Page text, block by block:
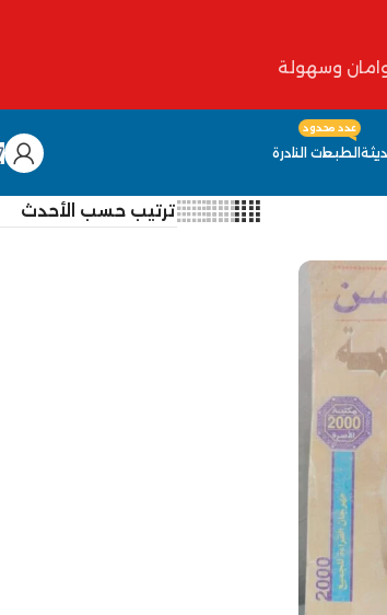
الطبعات النادرة
عدد محدود